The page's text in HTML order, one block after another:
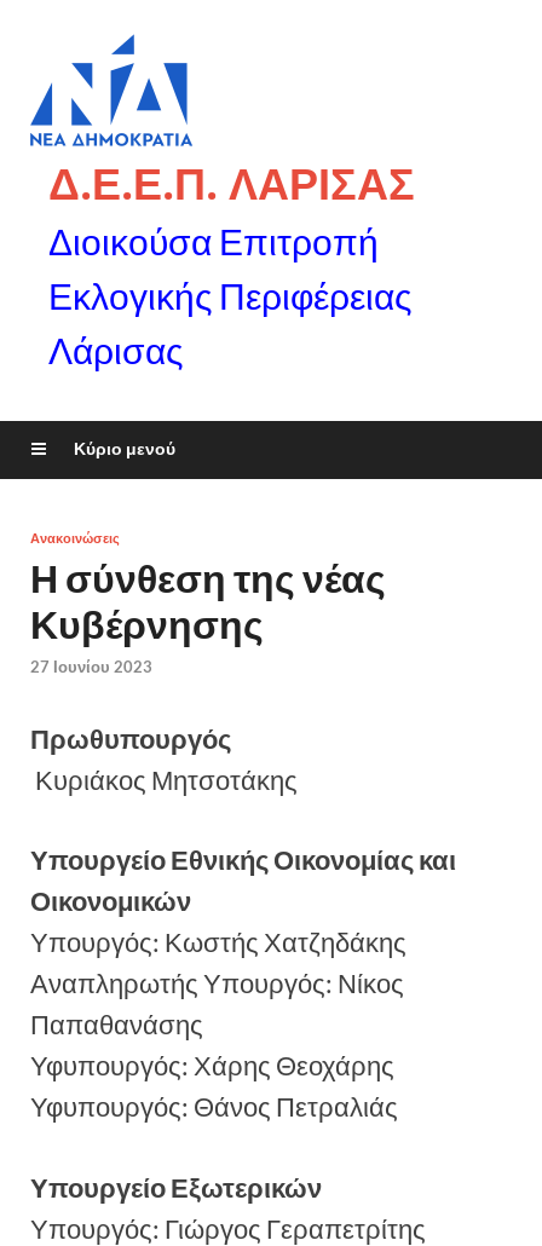
Δ.Ε.Ε.Π. ΛΑΡΙΣΑΣ
Διοικούσα Επιτροπή
Εκλογικής Περιφέρειας
Λάρισας
Κύριο μενού
Ανακοινώσεις
Η σύνθεση της νέας
Κυβέρνησης
27 Ιουνίου 2023
Πρωθυπουργός
Κυριάκος Μητσοτάκης
Υπουργείο Εθνικής Οικονομίας και
Οικονομικών
Υπουργός: Κωστής Χατζηδάκης
Αναπληρωτής Υπουργός: Νίκος
Παπαθανάσης
Υφυπουργός: Χάρης Θεοχάρης
Υφυπουργός: Θάνος Πετραλιάς
Υπουργείο Εξωτερικών
Υπουργός: Γιώργος Γεραπετρίτης